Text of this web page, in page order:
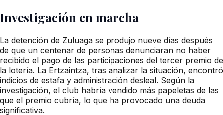
Investigación en marcha
La detención de Zuluaga se produjo nueve días después
de que un centenar de personas denunciaran no haber
recibido el pago de las participaciones del tercer premio de
la lotería. La Ertzaintza, tras analizar la situación, encontró
indicios de estafa y administración desleal. Según la
investigación, el club habría vendido más papeletas de las
que el premio cubría, lo que ha provocado una deuda
significativa.